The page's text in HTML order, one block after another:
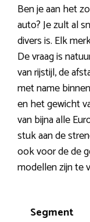
Ben je aan het
auto? Je zult al
divers is. Elk
De vraag is
van rijstijl, de
met name
en het gewicht
van bijna alle
stuk aan de
ook voor de de
modellen zijn te
Segment